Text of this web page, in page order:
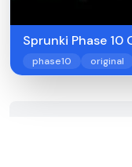
Sprunki Phase 10
phase10 original